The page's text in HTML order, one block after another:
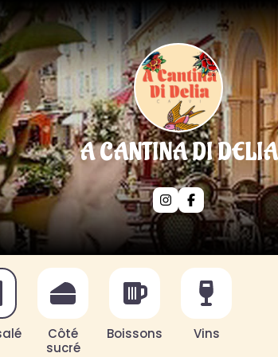
A CANTINA DI DELIA
Côté
sucré
Boissons Vins